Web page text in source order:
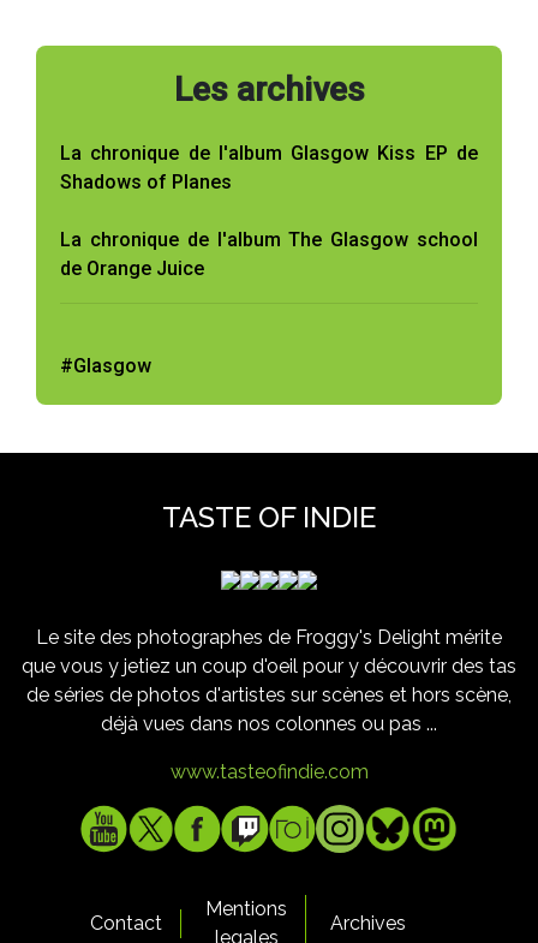
Les archives
La chronique de l'album Glasgow Kiss EP de
Shadows of Planes
La chronique de l'album The Glasgow school
de Orange Juice
#Glasgow
TASTE OF INDIE
Le site des photographes de Froggy's Delight mérite
que vous y jetiez un coup d'oeil pour y découvrir des tas
de séries de photos d'artistes sur scènes et hors scène,
déjà vues dans nos colonnes ou pas ...
www.tasteofindie.com
Contact
Mentions
legales
Archives